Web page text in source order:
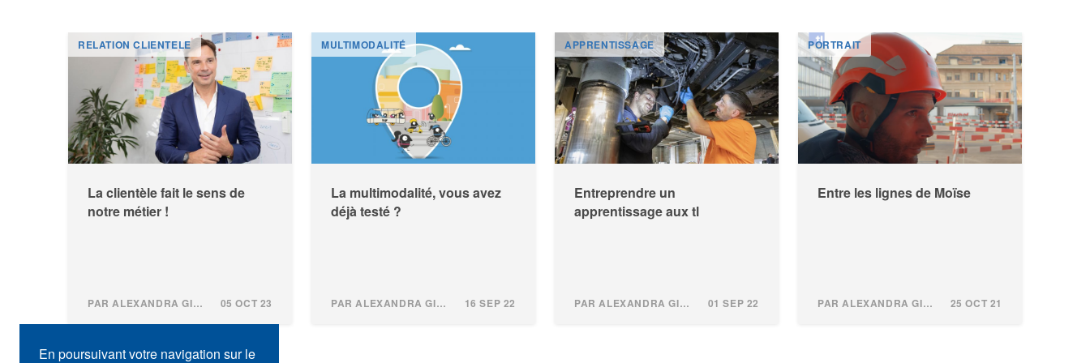
RELATION CLIENTELE
La clientèle fait le sens de
notre métier !
PAR ALEXANDRA GINDROZ 05 OCT 23
MULTIMODALITÉ
La multimodalité, vous avez
déjà testé ?
PAR ALEXANDRA GINDROZ 16 SEP 22
APPRENTISSAGE
Entreprendre un
apprentissage aux tl
PAR ALEXANDRA GINDROZ 01 SEP 22
PORTRAIT
Entre les lignes de Moïse
PAR ALEXANDRA GINDROZ 25 OCT 21
En poursuivant votre navigation sur le